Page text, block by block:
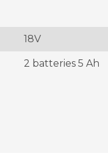
18V
2 batteries 5 Ah